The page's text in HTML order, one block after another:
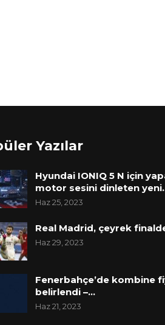
Yazılar
Hyundai IONIQ 5 N için
motor sesini dinleten
Haz 25, 2023
Real Madrid, çeyrek
Haz 29, 2023
Fenerbahçe’de kombine
belirlendi –…
Haz 21, 2023